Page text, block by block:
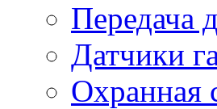
Передача
Датчики
Охранная